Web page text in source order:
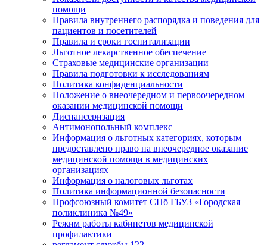
помощи
Правила внутреннего распорядка и поведения для
пациентов и посетителей
Правила и сроки госпитализации
Льготное лекарственное обеспечение
Страховые медицинские организации
Правила подготовки к исследованиям
Политика конфиденциальности
Положение о внеочередном и первоочередном
оказании медицинской помощи
Диспансеризация
Антимонопольный комплекс
Информация о льготных категориях, которым
предоставлено право на внеочередное оказание
медицинской помощи в медицинских
организациях
Информация о налоговых льготах
Политика информационной безопасности
Профсоюзный комитет СПб ГБУЗ «Городская
поликлиника №49»
Режим работы кабинетов медицинской
профилактики